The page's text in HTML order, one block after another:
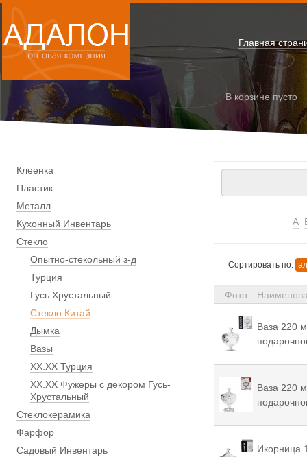
Главная
В корзине пусто
Клеенка
Пластик
Металл
Кухонный Инвентарь
Стекло
Опытно-стекольный з-д
Турция
Гусь Хрустальный
Стекло Китай
Дымка
Вазы
ХХ.ХХ Турция
ХХ.ХХ Фужеры с декором Гусь-
Хрустальный
Стеклокерамика
Фарфор
Садовый Инвентарь
А
Сортировать по:
Фото
Ваза 220
Ваза 220
Икорница